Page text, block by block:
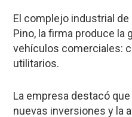
El complejo industrial de
Pino, la firma produce la
vehículos comerciales:
utilitarios.
La empresa destacó
nuevas inversiones y la